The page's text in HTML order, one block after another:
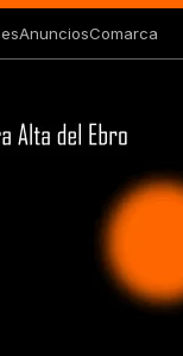
AnunciosComarca